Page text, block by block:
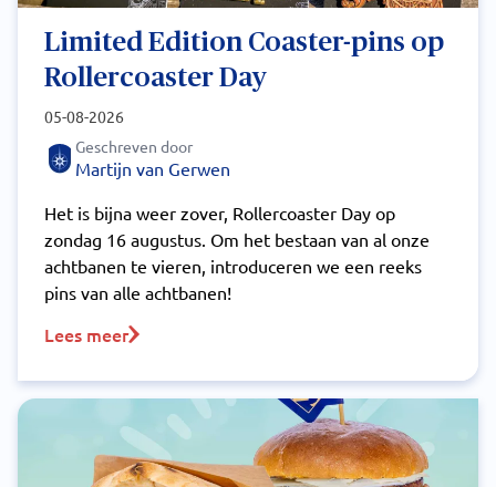
Limited Edition Coaster-pins op
Rollercoaster Day
05-08-2026
Geschreven door
Martijn van Gerwen
Het is bijna weer zover, Rollercoaster Day op
zondag 16 augustus. Om het bestaan van al onze
achtbanen te vieren, introduceren we een reeks
pins van alle achtbanen!
Lees meer